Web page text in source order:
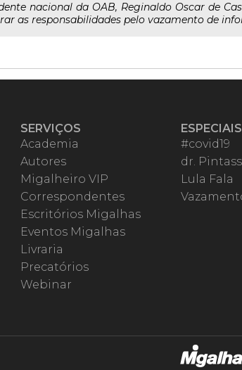
nacional da OAB, Reginaldo Oscar de
as responsabilidades pelo vazamento de
SERVIÇOS
Academia
Autores
Migalheiro VIP
Correspondentes
Escritórios Migalhas
Eventos Migalhas
Livraria
Precatórios
Webinar
ESPECIAIS
#covid19
dr.
Lula Fala